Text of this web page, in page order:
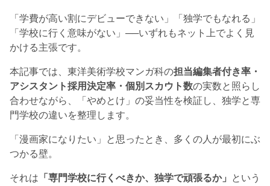
「学費が高い割にデビューできない」「独学でもなれる」
「学校に行く意味がない」──いずれもネット上でよく見
かける主張です。
本記事では、東洋美術学校マンガ科の担当編集者付き率・
アシスタント採用決定率・個別スカウト数の実数と照らし
合わせながら、「やめとけ」の妥当性を検証し、独学と専
門学校の違いを整理します。
「漫画家になりたい」と思ったとき、多くの人が最初にぶ
つかる壁。
それは 「専門学校に行くべきか、独学で頑張るか」
という